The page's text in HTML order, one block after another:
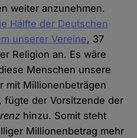
weiter anzunehmen.
Hälfte der Deutschen
unserer Vereine, 37
Religion an. Es wäre
Menschen unsere
mit Millionenbeträgen
fügte der Vorsitzende der
hinzu. Somit steht
Millionenbetrag mehr